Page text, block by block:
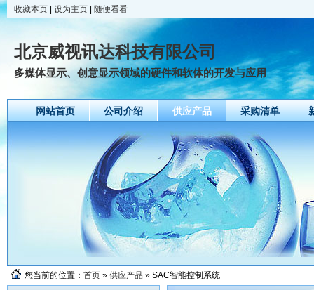
收藏本页 设为主页 随便看看
北京威视讯达科技有限公司
多媒体显示、创意显示领域的硬件和软体的开发与应用
网站首页 公司介绍 供应产品 采购清单
您当前的位置： 首页 » 供应产品 » SAC智能控制系统